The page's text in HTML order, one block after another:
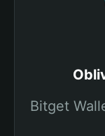
Bitget